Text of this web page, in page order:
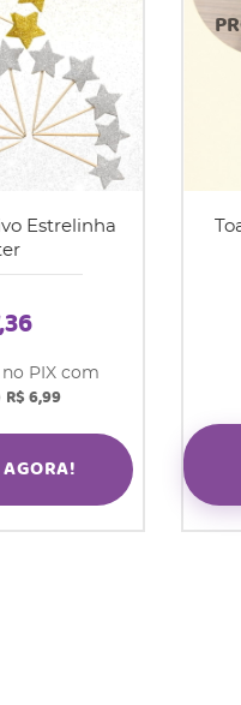
Estrelinha
PIX com
R$ 6,99